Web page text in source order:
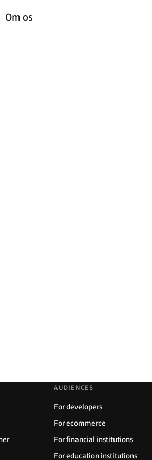
Om os
AUDIENCES
For developers
For ecommerce
For financial institutions
For education institutions